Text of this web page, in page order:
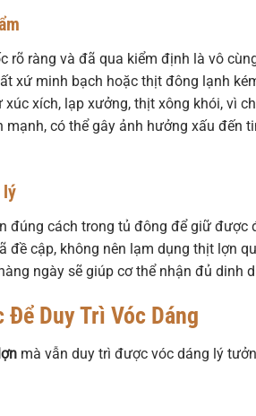
rõ ràng và đã qua kiểm định là vô
xứ minh bạch hoặc thịt đông lạnh
xích, lạp xưởng, thịt xông khói, vì
có thể gây ảnh hưởng xấu đến
lý
đúng cách trong tủ đông để giữ được
đề cập, không nên lạm dụng thịt lợn
ngày sẽ giúp cơ thể nhận đủ dinh
Duy Trì Vóc Dáng
mà vẫn duy trì được vóc dáng lý